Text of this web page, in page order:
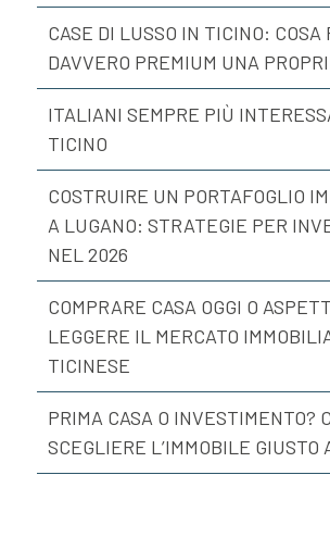
CASE DI LUSSO IN TICINO: COSA
DAVVERO PREMIUM UNA
ITALIANI SEMPRE PIÙ
TICINO
COSTRUIRE UN PORTAFOGLIO
A LUGANO: STRATEGIE PER
NEL 2026
COMPRARE CASA OGGI O
LEGGERE IL MERCATO
TICINESE
PRIMA CASA O INVESTIMENTO?
SCEGLIERE L’IMMOBILE GIUSTO